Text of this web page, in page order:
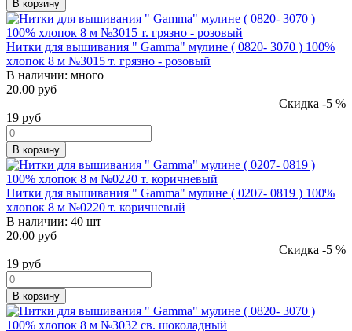
В корзину
Нитки для вышивания " Gamma" мулине ( 0820- 3070 ) 100%
хлопок 8 м №3015 т. грязно - розовый
В наличии: много
20.00 руб
Скидка -5 %
19 руб
В корзину
Нитки для вышивания " Gamma" мулине ( 0207- 0819 ) 100%
хлопок 8 м №0220 т. коричневый
В наличии: 40 шт
20.00 руб
Скидка -5 %
19 руб
В корзину